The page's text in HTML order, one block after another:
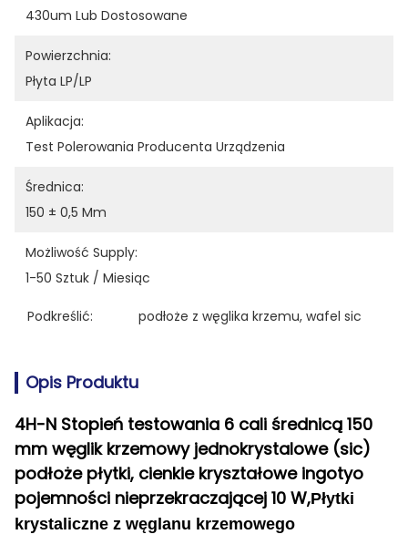
430um Lub Dostosowane
Powierzchnia:
Płyta LP/LP
Aplikacja:
Test Polerowania Producenta Urządzenia
Średnica:
150 ± 0,5 Mm
Możliwość Supply:
1-50 Sztuk / Miesiąc
Podkreślić: podłoże z węglika krzemu, wafel sic
Opis Produktu
4H-N Stopień testowania 6 cali średnicą 150
mm węglik krzemowy jednokrystalowe (sic)
podłoże płytki, cienkie kryształowe ingotyo
pojemności nieprzekraczającej 10 W,Płytki
krystaliczne z węglanu krzemowego